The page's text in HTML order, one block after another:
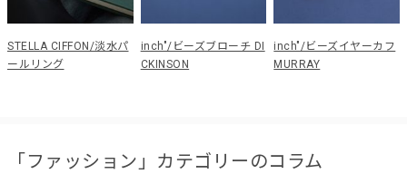
STELLA CIFFON/淡水パ
ールリング
inch"/ビーズブローチ DI
CKINSON
inch"/ビーズイヤーカフ
MURRAY
「ファッション」カテゴリーのコラム